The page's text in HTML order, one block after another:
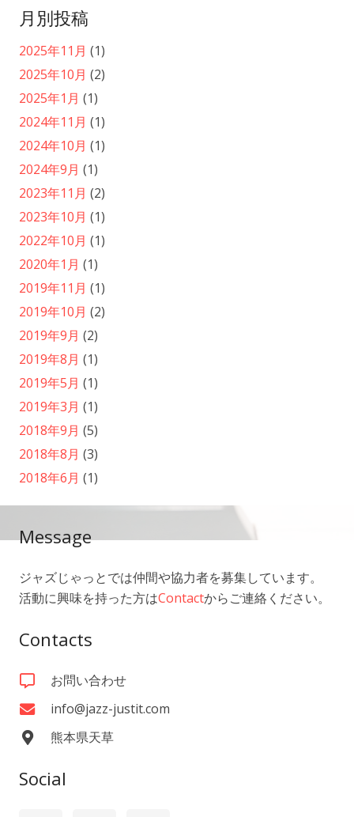
月別投稿
2025年11月 (1)
2025年10月 (2)
2025年1月 (1)
2024年11月 (1)
2024年10月 (1)
2024年9月 (1)
2023年11月 (2)
2023年10月 (1)
2022年10月 (1)
2020年1月 (1)
2019年11月 (1)
2019年10月 (2)
2019年9月 (2)
2019年8月 (1)
2019年5月 (1)
2019年3月 (1)
2018年9月 (5)
2018年8月 (3)
2018年6月 (1)
Message
ジャズじゃっとでは仲間や協力者を募集しています。
活動に興味を持った方はContactからご連絡ください。
Contacts
お問い合わせ
info@jazz-justit.com
熊本県天草
Social